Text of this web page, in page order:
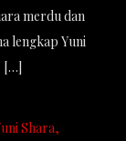
merdu dan
lengkap Yuni
[…]
Shara